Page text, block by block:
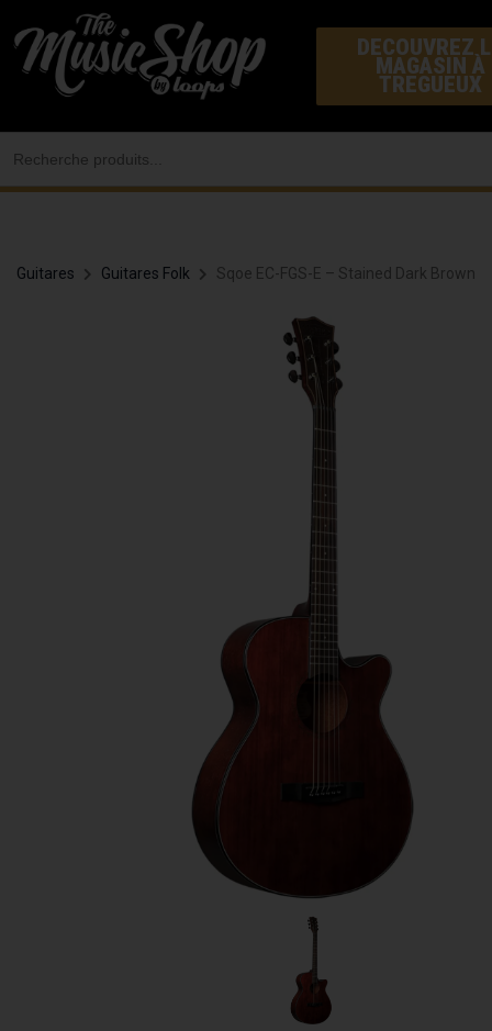
au
contenu
DECOUVREZ
MAGASIN À
TREGUEUX
Guitares Guitares Folk Sqoe EC-FGS-E – Stained Dark Brown